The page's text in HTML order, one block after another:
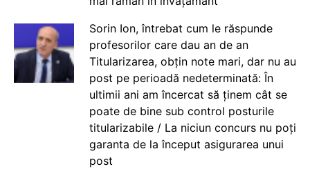
Sorin Ion, întrebat cum le răspunde
profesorilor care dau an de an
Titularizarea, obțin note mari, dar nu au
post pe perioadă nedeterminată: În
ultimii ani am încercat să ținem cât se
poate de bine sub control posturile
titularizabile / La niciun concurs nu poți
garanta de la început asigurarea unui
post